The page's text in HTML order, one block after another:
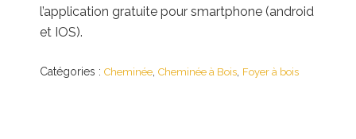
l’application gratuite pour smartphone (android
et IOS).
Catégories : Cheminée Cheminée à Bois Foyer à bois